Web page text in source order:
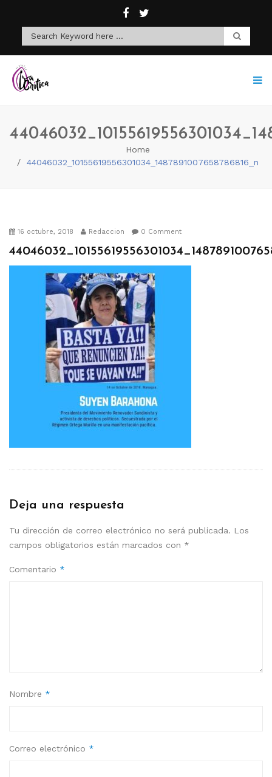
Home
44046032_10155619556301034_1487891007658786816_n
16 octubre, 2018 Redaccion 0 Comment
Deja una respuesta
Tu dirección de correo electrónico no será publicada. Los
campos obligatorios están marcados con *
Comentario *
Nombre *
Correo electrónico *